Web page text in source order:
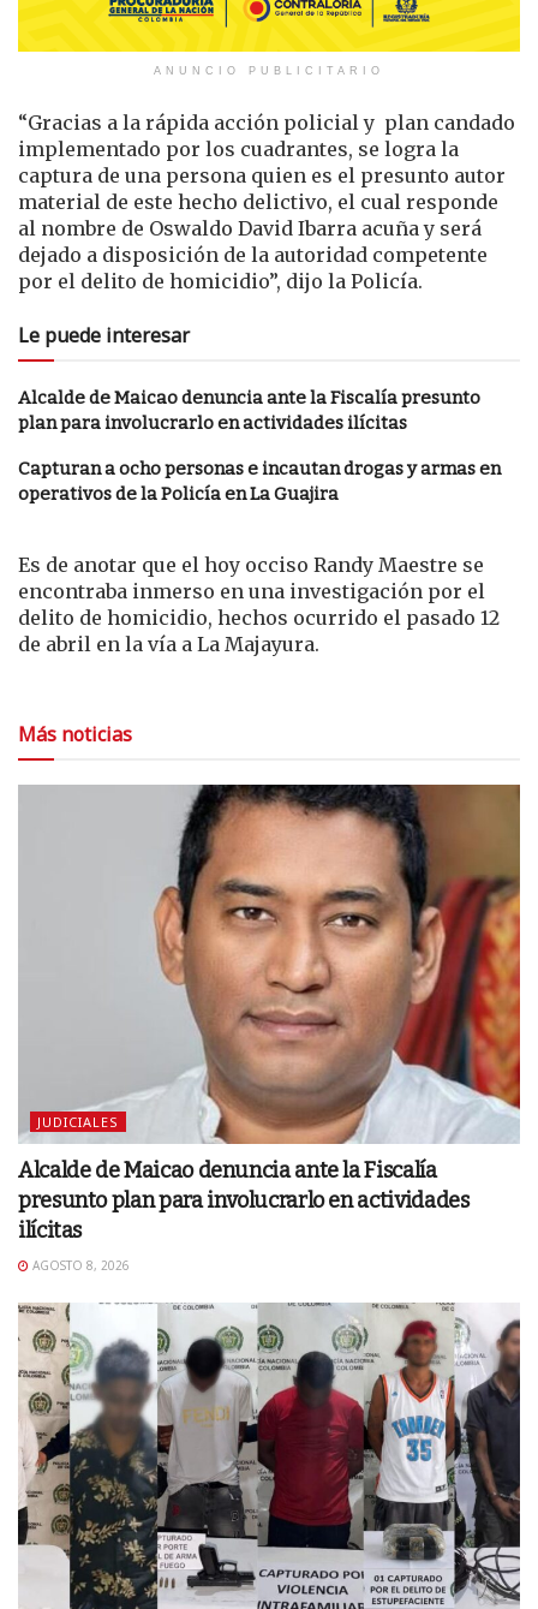
ANUNCIO PUBLICITARIO
“Gracias a la rápida acción policial y plan candado
implementado por los cuadrantes, se logra la
captura de una persona quien es el presunto autor
material de este hecho delictivo, el cual responde
al nombre de Oswaldo David Ibarra acuña y será
dejado a disposición de la autoridad competente
por el delito de homicidio”, dijo la Policía.
Le puede interesar
Alcalde de Maicao denuncia ante la Fiscalía presunto
plan para involucrarlo en actividades ilícitas
Capturan a ocho personas e incautan drogas y armas en
operativos de la Policía en La Guajira
Es de anotar que el hoy occiso Randy Maestre se
encontraba inmerso en una investigación por el
delito de homicidio, hechos ocurrido el pasado 12
de abril en la vía a La Majayura.
Más noticias
JUDICIALES
Alcalde de Maicao denuncia ante la Fiscalía
presunto plan para involucrarlo en actividades
ilícitas
AGOSTO 8, 2026